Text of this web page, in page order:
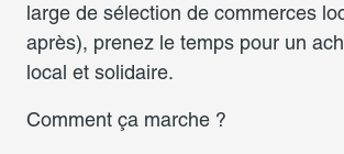
large de sélection de commerces
après), prenez le temps pour un
local et solidaire.
Comment ça marche ?